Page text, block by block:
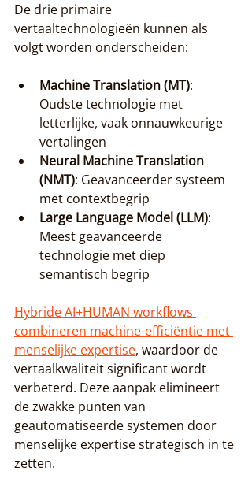
De drie primaire
vertaaltechnologieën kunnen als
volgt worden onderscheiden:
Machine Translation (MT):
Oudste technologie met
letterlijke, vaak onnauwkeurige
vertalingen
Neural Machine Translation
(NMT): Geavanceerder systeem
met contextbegrip
Large Language Model (LLM):
Meest geavanceerde
technologie met diep
semantisch begrip
Hybride AI+HUMAN workflows
combineren machine-efficiëntie met
menselijke expertise, waardoor de
vertaalkwaliteit significant wordt
verbeterd. Deze aanpak elimineert
de zwakke punten van
geautomatiseerde systemen door
menselijke expertise strategisch in te
zetten.